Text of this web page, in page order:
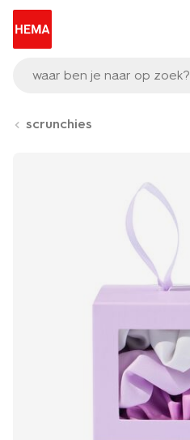
waar ben je naar op zoek?
scrunchies